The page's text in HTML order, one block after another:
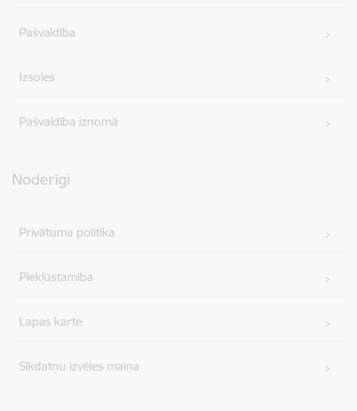
Pašvaldība
Izsoles
Pašvaldība iznomā
Noderīgi
Privātuma politika
Piekļūstamība
Lapas karte
Sīkdatņu izvēles maiņa